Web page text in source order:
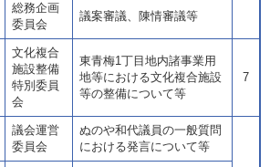
総務企画
委員会
議案審議、陳情審議等
文化複合
施設整備
特別委員
会
東青梅1丁目地内諸事業用
地等における文化複合施設
等の整備について等
7
議会運営
委員会
ぬのや和代議員の一般質問
における発言について等